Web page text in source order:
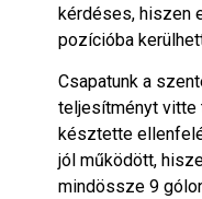
kérdéses, hiszen
pozícióba
Csapatunk a
teljesítményt vitte
késztette
jól működött,
mindössze 9